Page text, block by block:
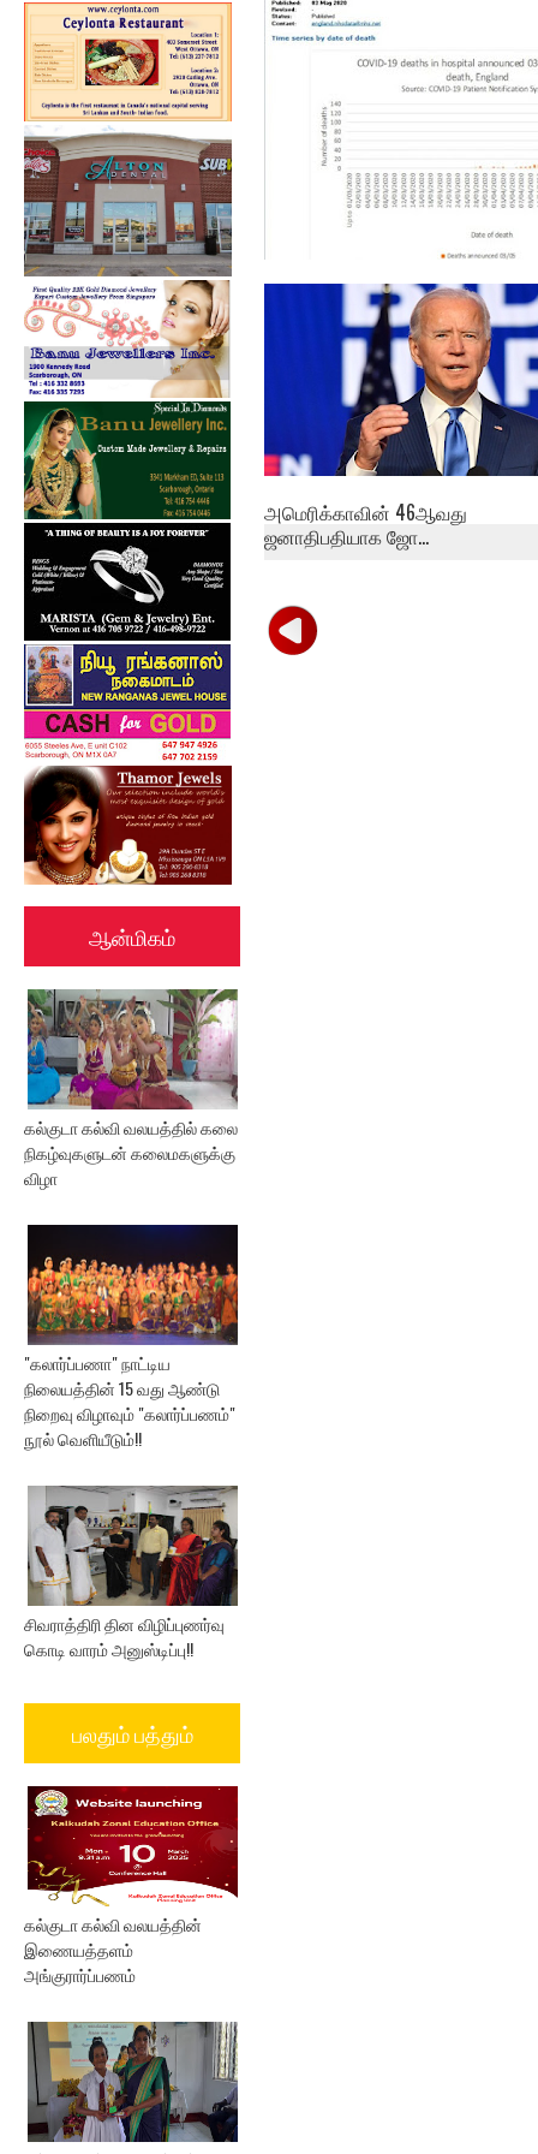
ஆன்மிகம்
கல்குடா கல்வி வலயத்தில் கலை
நிகழ்வுகளுடன் கலைமகளுக்கு
விழா
"கலார்ப்பணா" நாட்டிய
நிலையத்தின் 15 வது ஆண்டு
நிறைவு விழாவும் "கலார்ப்பணம்"
நூல் வெளியீடும்!!
சிவராத்திரி தின விழிப்புணர்வு
கொடி வாரம் அனுஸ்டிப்பு!!
பலதும் பத்தும்
கல்குடா கல்வி வலயத்தின்
இணையத்தளம்
அங்குரார்ப்பணம்
நாளாந்த மரணத்தில்,
பிரிட்டனும் கீழி...
அமெரிக்காவின் 46ஆவது
ஜனாதிபதியாக ஜோ...